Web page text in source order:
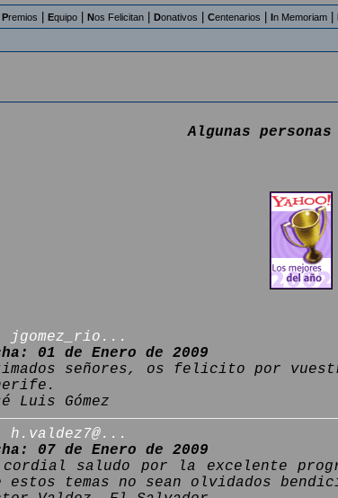
Premios Equipo Nos Felicitan Donativos Centenarios In Memoriam
Algunas
jgomez_rio...
01 de Enero de 2009
señores, os felicito por
Luis Gómez
h.valdez7@...
07 de Enero de 2009
cordial saludo por la excelente
estos temas no sean olvidados